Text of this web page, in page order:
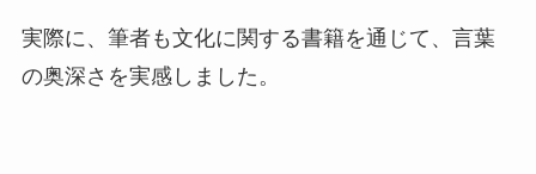
実際に、筆者も文化に関する書籍を通じて、言葉
の奥深さを実感しました。